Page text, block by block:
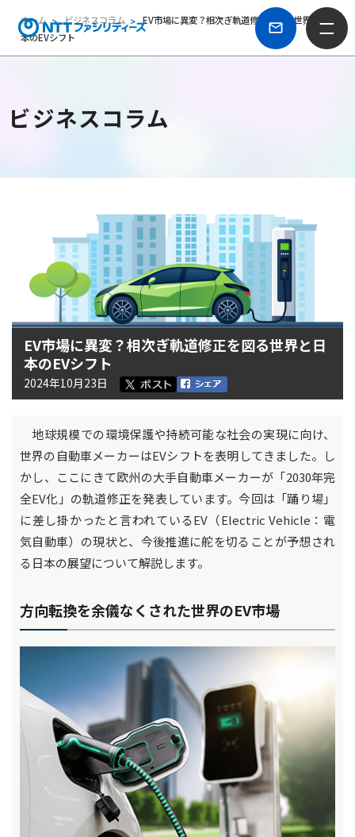
ホーム ビジネスコラム
EV市場に異変？相次ぎ軌道修正を図る世界と日
本のEVシフト
ビジネスコラム
EV市場に異変？相次ぎ軌道修正を図る世界と日
本のEVシフト
2024年10月23日
地球規模での環境保護や持続可能な社会の実現に向け、
世界の自動車メーカーはEVシフトを表明してきました。し
かし、ここにきて欧州の大手自動車メーカーが「2030年完
全EV化」の軌道修正を発表しています。今回は「踊り場」
に差し掛かったと言われているEV（Electric Vehicle：電
気自動車）の現状と、今後推進に舵を切ることが予想され
る日本の展望について解説します。
方向転換を余儀なくされた世界のEV市場